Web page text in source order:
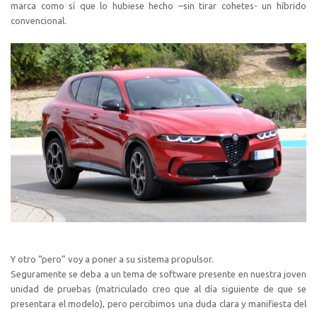
marca como sí que lo hubiese hecho –sin tirar cohetes- un híbrido
convencional.
Y otro “pero” voy a poner a su sistema propulsor.
Seguramente se deba a un tema de software presente en nuestra joven
unidad de pruebas (matriculado creo que al día siguiente de que se
presentara el modelo), pero percibimos una duda clara y manifiesta del